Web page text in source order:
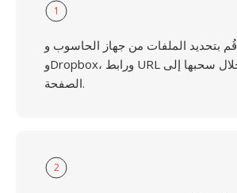
1
قُم بتحديد الملفات من جهاز الحاسوب وGoogle Drive
وDropbox، ورابط URL أو من خلال سحبها إلى
الصفحة.
2